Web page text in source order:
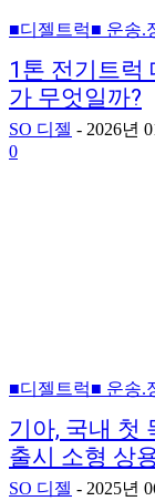
■디젤트럭■ 운송.
1톤 전기트럭
가 무엇일까?
SO 디젤 - 2026년
0
■디젤트럭■ 운송.
기아, 국내 첫
출시 소형 상
SO 디젤 - 2025년